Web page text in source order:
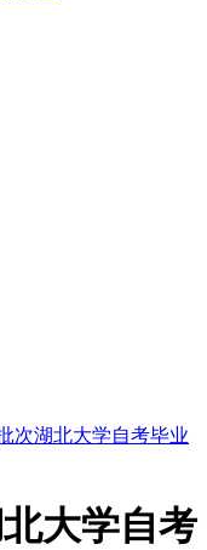
次湖北大学自考毕业
大学自考